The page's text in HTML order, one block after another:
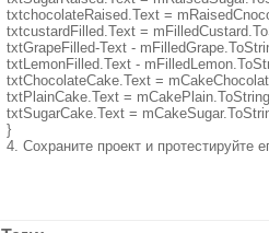
txtchocolateRaised.Text =
txtcustardFilled.Text =
txtGrapeFilled-Text -
txtLemonFilled.Text -
txtChocolateCake.Text =
txtPlainCake.Text =
txtSugarCake.Text =
}
4. Сохраните проект и протестируйте